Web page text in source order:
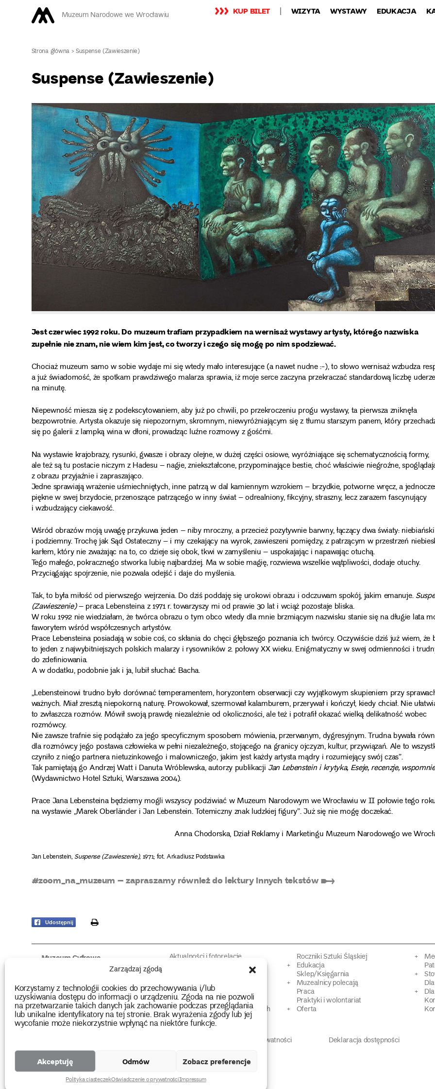
Zarządzaj zgodą
Korzystamy z technologii cookies do przechowywania i/lub
uzyskiwania dostępu do informacji o urządzeniu. Zgoda na nie pozwoli
na przetwarzanie takich danych jak zachowanie podczas przeglądania
lub unikalne identyfikatory na tej stronie. Brak wyrażenia zgody lub jej
wycofanie może niekorzystnie wpłynąć na niektóre funkcje.
Akceptuję Odmów Zobacz preferencje
Polityka ciasteczekOświadczenie o prywatnościImpressum
Muzeum Narodowe we Wrocławiu KUP BILET WIZYTA WYSTAWY EDUKACJA
Strona główna>Suspense (Zawieszenie)
Suspense (Zawieszenie)
Jest czerwiec 1992 roku. Do muzeum trafiam przypadkiem na wernisaż wystawy artysty, którego nazwiska
zupełnie nie znam, nie wiem kim jest, co tworzy i czego się mogę po nim spodziewać.
Chociaż muzeum samo w sobie wydaje mi się wtedy mało interesujące (a nawet nudne :-), to słowo wernisaż wzbudza
a już świadomość, że spotkam prawdziwego malarza sprawia, iż moje serce zaczyna przekraczać standardową liczbę
na minutę.
Niepewność miesza się z podekscytowaniem, aby już po chwili, po przekroczeniu progu wystawy, ta pierwsza zniknęła
bezpowrotnie. Artysta okazuje się niepozornym, skromnym, niewyróżniającym się z tłumu starszym panem, który
się po galerii z lampką wina w dłoni, prowadząc luźne rozmowy z gośćmi.
Na wystawie krajobrazy, rysunki, gwasze i obrazy olejne, w dużej części osiowe, wyróżniające się schematycznością formy,
ale też są tu postacie niczym z Hadesu – nagie, zniekształcone, przypominające bestie, choć właściwie niegroźne,
z obrazu przyjaźnie i zapraszająco.
Jedne sprawiają wrażenie uśmiechniętych, inne patrzą w dal kamiennym wzrokiem – brzydkie, potworne wręcz, a
piękne w swej brzydocie, przenoszące patrzącego w inny świat – odrealniony, fikcyjny, straszny, lecz zarazem fascynujący
i wzbudzający ciekawość.
Wśród obrazów moją uwagę przykuwa jeden – niby mroczny, a przecież pozytywnie barwny, łączący dwa światy: niebiański
i podziemny. Trochę jak Sąd Ostateczny – i my czekający na wyrok, zawieszeni pomiędzy, z patrzącym w przestrzeń
karłem, który nie zważając na to, co dzieje się obok, tkwi w zamyśleniu – uspokajając i napawając otuchą.
Tego małego, pokracznego stworka lubię najbardziej. Ma w sobie magię, rozwiewa wszelkie wątpliwości, dodaje otuchy.
Przyciągając spojrzenie, nie pozwala odejść i daje do myślenia.
Tak, to była miłość od pierwszego wejrzenia. Do dziś poddaję się urokowi obrazu i odczuwam spokój, jakim emanuje.
(Zawieszenie)– praca Lebensteina z 1971 r. towarzyszy mi od prawie 30 lat i wciąż pozostaje bliska.
W roku 1992 nie wiedziałam, że twórca obrazu o tym obco wtedy dla mnie brzmiącym nazwisku stanie się na długie lata
faworytem wśród współczesnych artystów.
Prace Lebensteina posiadają w sobie coś, co skłania do chęci głębszego poznania ich twórcy. Oczywiście dziś już wiem, że
to jeden z najwybitniejszych polskich malarzy i rysowników 2. połowy XX wieku. Enigmatyczny w swej odmienności i
do zdefiniowania.
A w dodatku, podobnie jak i ja, lubił słuchać Bacha.
„Lebensteinowi trudno było dorównać temperamentem, horyzontem obserwacji czy wyjątkowym skupieniem przy
ważnych. Miał zresztą niepokorną naturę. Prowokował, szermował kalamburem, przerywał i kończył, kiedy chciał. Nie
to zwłaszcza rozmów. Mówił swoją prawdę niezależnie od okoliczności, ale też i potrafił okazać wielką delikatność wobec
rozmówcy.
Nie zawsze trafnie się podążało za jego specyficznym sposobem mówienia, przerwanym, dygresyjnym. Trudna bywała
dla rozmówcy jego postawa człowieka w pełni niezależnego, stojącego na granicy ojczyzn, kultur, przywiązań. Ale to
czyniło z niego partnera nietuzinkowego i malowniczego, jakim jest każdy artysta mądry i rozumiejący swój czas”.
Tak pamiętają go Andrzej Watt i Danuta Wróblewska, autorzy publikacji Jan Lebenstein i krytyka, Eseje, recenzje,
(Wydawnictwo Hotel Sztuki, Warszawa 2004).
Prace Jana Lebensteina będziemy mogli wszyscy podziwiać w Muzeum Narodowym we Wrocławiu w II połowie tego
na wystawie „Marek Oberländer i Jan Lebenstein. Totemiczny znak ludzkiej figury”. Już się nie mogę doczekać.
Anna Chodorska, Dział Reklamy i Marketingu Muzeum Narodowego we
Jan Lebenstein,Suspense (Zawieszenie), 1971; fot. Arkadiusz Podstawka
#zoom_na_muzeum – zapraszamy również do lektury innych tekstów ➸
Udostępnij print
Muzeum Cyfrowe
Użyczenia obiektów
Biblioteka
Wydawnictwo
Multimedia
Aktualności i fotorelacje
Muzealne rozmowy
Kolekcja
Europejskie Dni Dziedzictwa
Programy badań strat wojennych
Roczniki Sztuki Śląskiej
Edukacja
Sklep/Księgarnia
Muzealnicy polecają
Praca
Praktyki i wolontariat
Oferta
Polityka prywatności Deklaracja dostępności
Projekty
unijne